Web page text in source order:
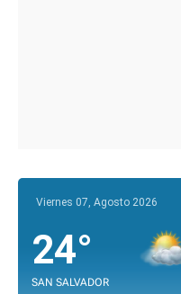
Viernes 07, Agosto 2026
24°
SAN SALVADOR